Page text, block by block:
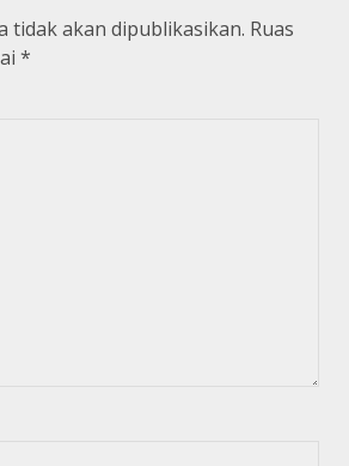
tidak akan dipublikasikan. Ruas
*